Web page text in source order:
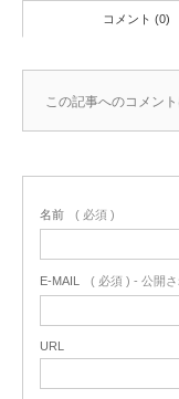
コメント (0)
この記事へのコメント
名前 ( 必須 )
E-MAIL ( 必須 ) - 公開
URL